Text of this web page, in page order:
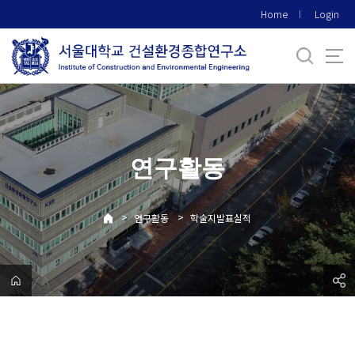
로
메
뉴
Home Login
연구활동
> 연구활동 > 학술지발표실적